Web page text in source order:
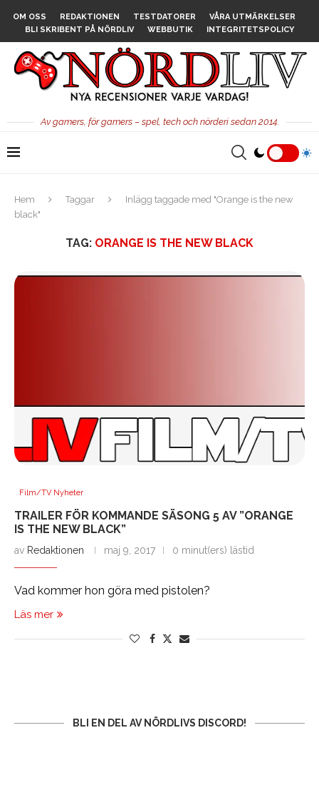
OM OSS REDAKTIONEN TESTDATORER
VÅRA UTMÄRKELSER
BLI SKRIBENT PÅ NÖRDLIV
WEBBUTIK INTEGRITETSPOLICY
Av gamers, för gamers – spel, tech och nörderi sedan 2014.
Hem Taggar
Inlägg taggade med "Orange is the new
black"
TAG: ORANGE IS THE NEW BLACK
Film/TV Nyheter
TRAILER FÖR KOMMANDE SÄSONG 5 AV ”ORANGE
IS THE NEW BLACK”
av Redaktionen maj 9, 2017 0 minut(ers) lästid
Vad kommer hon göra med pistolen?
Läs mer
BLI EN DEL AV NÖRDLIVS DISCORD!